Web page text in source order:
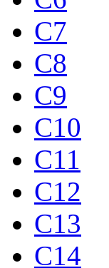
C7
C8
C9
C10
C11
C12
C13
C14